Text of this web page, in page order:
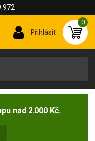
972
Přihlásit
0
nad 2.000 Kč.